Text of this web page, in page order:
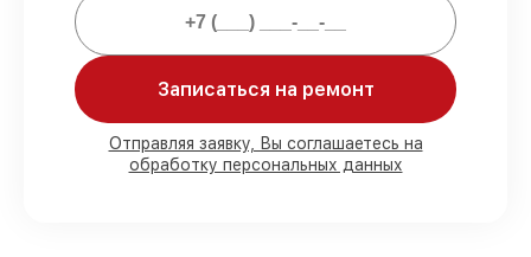
Мы гарантируем:
80%работ в присутствии заказчика
90%комплектующих для холодильников
Записаться на ремонт
Отправляя заявку, Вы соглашаетесь на
обработку персональных данных